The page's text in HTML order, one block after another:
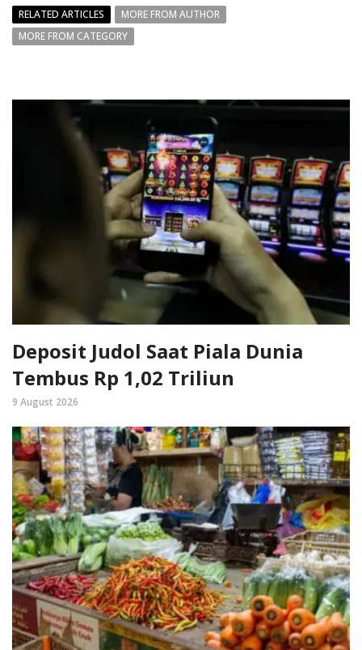
RELATED ARTICLES
MORE FROM AUTHOR
MORE FROM CATEGORY
Deposit Judol Saat Piala Dunia
Tembus Rp 1,02 Triliun
9 August 2026